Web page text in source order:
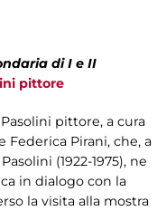
di I e II
pittore
pittore, a cura
Federica Pirani, che, a
(1922-1975), ne
in dialogo con la
la visita alla mostra